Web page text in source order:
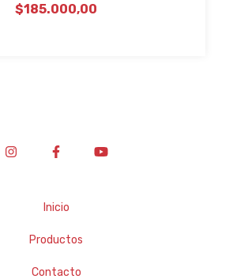
$185.000,00
Inicio
Productos
Contacto